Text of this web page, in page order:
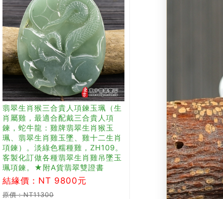
翡翠生肖猴三合貴人項鍊玉珮（生
肖屬雞，最適合配戴三合貴人項
鍊，蛇牛龍：雞牌翡翠生肖猴玉
珮、翡翠生肖雞玉墜、雞十二生肖
項鍊）。淡綠色糯種雞，ZH109。
客製化訂做各種翡翠生肖雞吊墜玉
珮項鍊。★附A貨翡翠雙證書
結緣價：NT 9800元
原價：NT11300